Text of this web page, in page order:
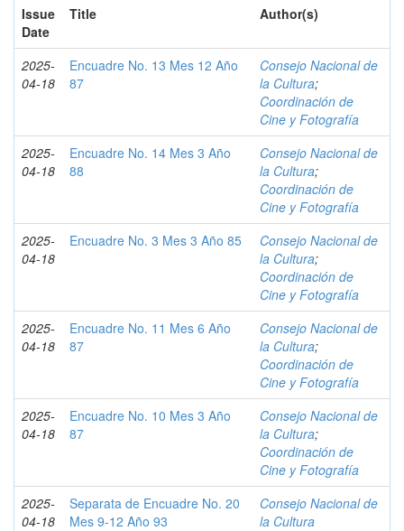
Issue
Date
Title Author(s)
2025-
04-18
Encuadre No. 13 Mes 12 Año
87
Consejo Nacional de
la Cultura;
Coordinación de
Cine y Fotografía
2025-
04-18
Encuadre No. 14 Mes 3 Año
88
Consejo Nacional de
la Cultura;
Coordinación de
Cine y Fotografía
2025-
04-18
Encuadre No. 3 Mes 3 Año 85
Consejo Nacional de
la Cultura;
Coordinación de
Cine y Fotografía
2025-
04-18
Encuadre No. 11 Mes 6 Año
87
Consejo Nacional de
la Cultura;
Coordinación de
Cine y Fotografía
2025-
04-18
Encuadre No. 10 Mes 3 Año
87
Consejo Nacional de
la Cultura;
Coordinación de
Cine y Fotografía
2025-
04-18
Separata de Encuadre No. 20
Mes 9-12 Año 93
Consejo Nacional de
la Cultura